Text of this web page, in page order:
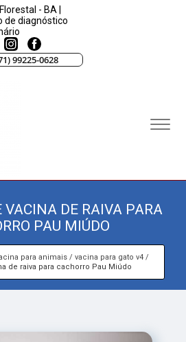
- BA |
de diagnóstico
99225-0628
VACINA DE RAIVA PARA
PAU MIÚDO
para animais
vacina para gato v4
de raiva para cachorro Pau Miúdo